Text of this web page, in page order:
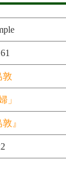
敦
」
敦』